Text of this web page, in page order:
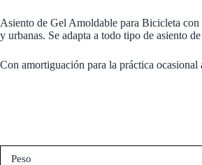
Asiento de Gel Amoldable para Bicicleta con
y urbanas. Se adapta a todo tipo de asiento
Con amortiguación para la práctica ocasional
Peso